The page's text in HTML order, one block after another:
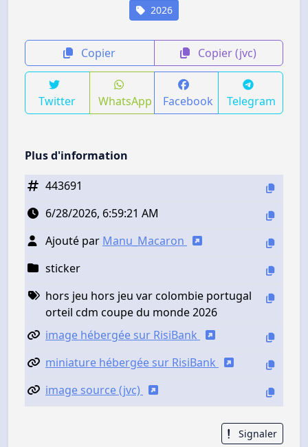
2026
Copier Copier (jvc)
Twitter WhatsApp Facebook Telegram
Plus d'information
443691
6/28/2026, 6:59:21 AM
Ajouté par Manu_Macaron
sticker
hors jeu hors jeu var colombie portugal
orteil cdm coupe du monde 2026
image hébergée sur RisiBank
miniature hébergée sur RisiBank
image source (jvc)
Signaler